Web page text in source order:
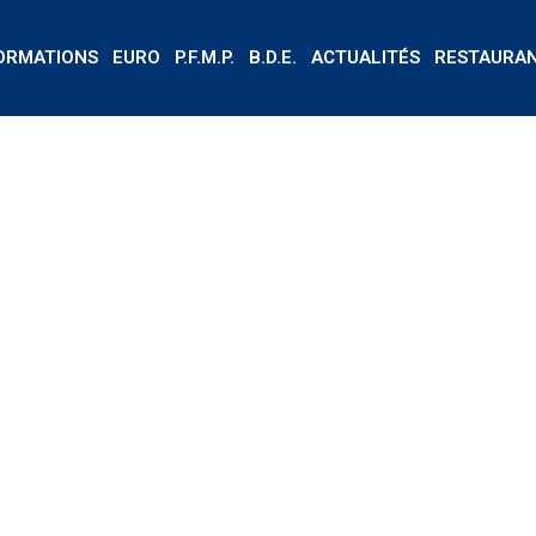
EURO P.F.M.P. B.D.E. ACTUALITÉS